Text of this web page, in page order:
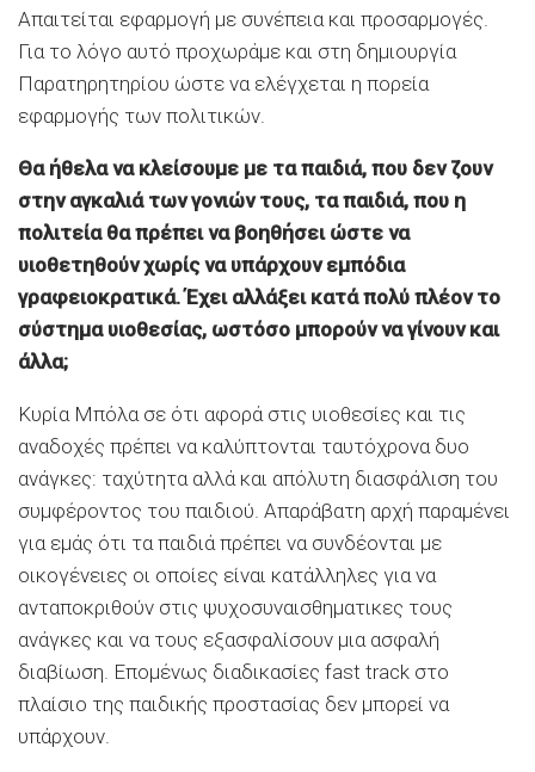
Απαιτείται εφαρμογή με συνέπεια και προσαρμογές.
Για το λόγο αυτό προχωράμε και στη δημιουργία
Παρατηρητηρίου ώστε να ελέγχεται η πορεία
εφαρμογής των πολιτικών.
Θα ήθελα να κλείσουμε με τα παιδιά, που δεν ζουν
στην αγκαλιά των γονιών τους, τα παιδιά, που η
πολιτεία θα πρέπει να βοηθήσει ώστε να
υιοθετηθούν χωρίς να υπάρχουν εμπόδια
γραφειοκρατικά. Έχει αλλάξει κατά πολύ πλέον το
σύστημα υιοθεσίας, ωστόσο μπορούν να γίνουν και
άλλα;
Κυρία Μπόλα σε ότι αφορά στις υιοθεσίες και τις
αναδοχές πρέπει να καλύπτονται ταυτόχρονα δυο
ανάγκες: ταχύτητα αλλά και απόλυτη διασφάλιση του
συμφέροντος του παιδιού. Απαράβατη αρχή παραμένει
για εμάς ότι τα παιδιά πρέπει να συνδέονται με
οικογένειες οι οποίες είναι κατάλληλες για να
ανταποκριθούν στις ψυχοσυναισθηματικες τους
ανάγκες και να τους εξασφαλίσουν μια ασφαλή
διαβίωση. Επομένως διαδικασίες fast track στο
πλαίσιο της παιδικής προστασίας δεν μπορεί να
υπάρχουν.